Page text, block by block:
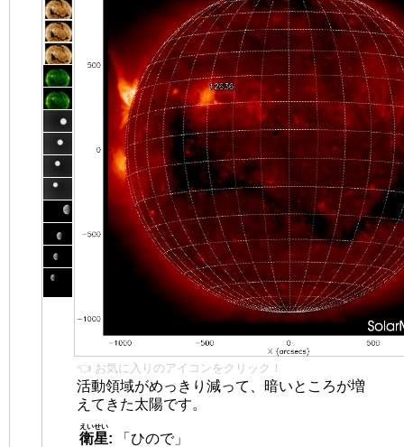
👈 お気に入りのアイコンをクリック！
活動領域がめっきり減って、暗いところが増
えてきた太陽です。
衛星
えいせい
:
「ひので」